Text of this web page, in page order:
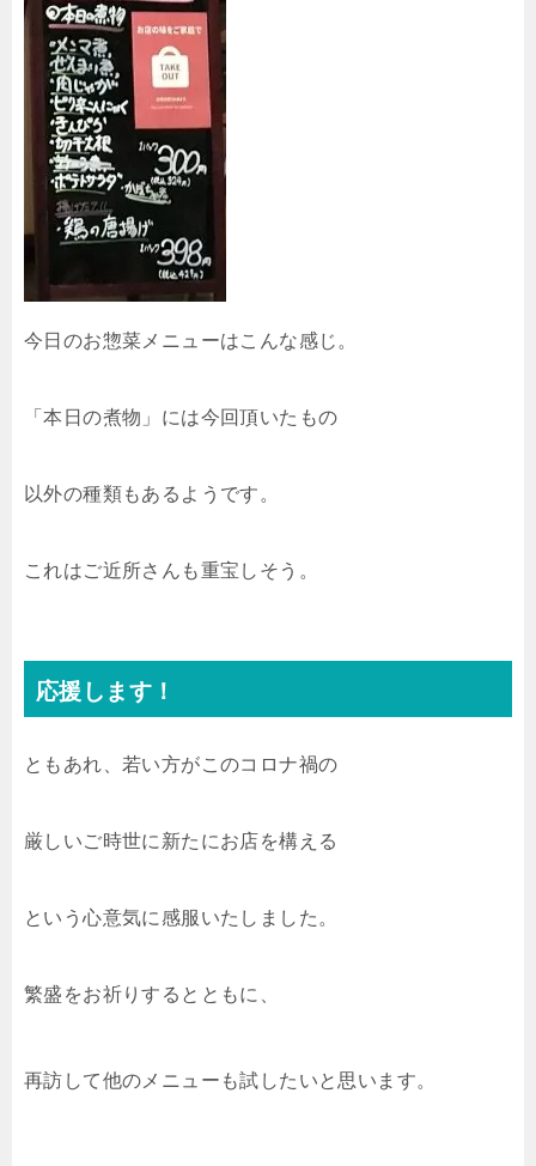
今日のお惣菜メニューはこんな感じ。
「本日の煮物」には今回頂いたもの
以外の種類もあるようです。
これはご近所さんも重宝しそう。
応援します！
ともあれ、若い方がこのコロナ禍の
厳しいご時世に新たにお店を構える
という心意気に感服いたしました。
繁盛をお祈りするとともに、
再訪して他のメニューも試したいと思います。